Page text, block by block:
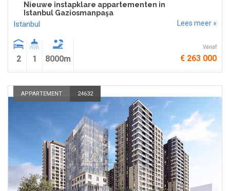
Nieuwe instapklare appartementen in
Istanbul Gaziosmanpaşa
Istanbul Lees meer »
2 1 8000m
Vanaf
€ 263 000
APPARTEMENT 24632